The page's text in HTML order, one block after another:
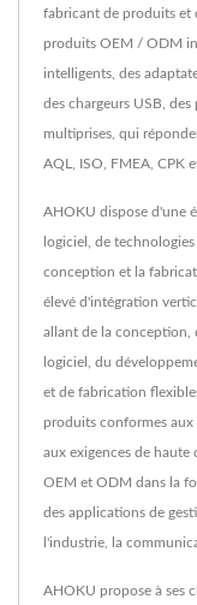
fabricant de produits et
produits OEM / ODM
intelligents, des
des chargeurs USB,
multiprises, qui
AQL, ISO, FMEA, CPK
AHOKU dispose d'une
logiciel, de
conception et la
élevé d'intégration
allant de la conception,
logiciel, du
et de fabrication
produits conformes
aux exigences de haute
OEM et ODM dans la
des applications de
l'industrie, la
AHOKU propose à ses